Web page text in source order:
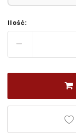
Ilość: